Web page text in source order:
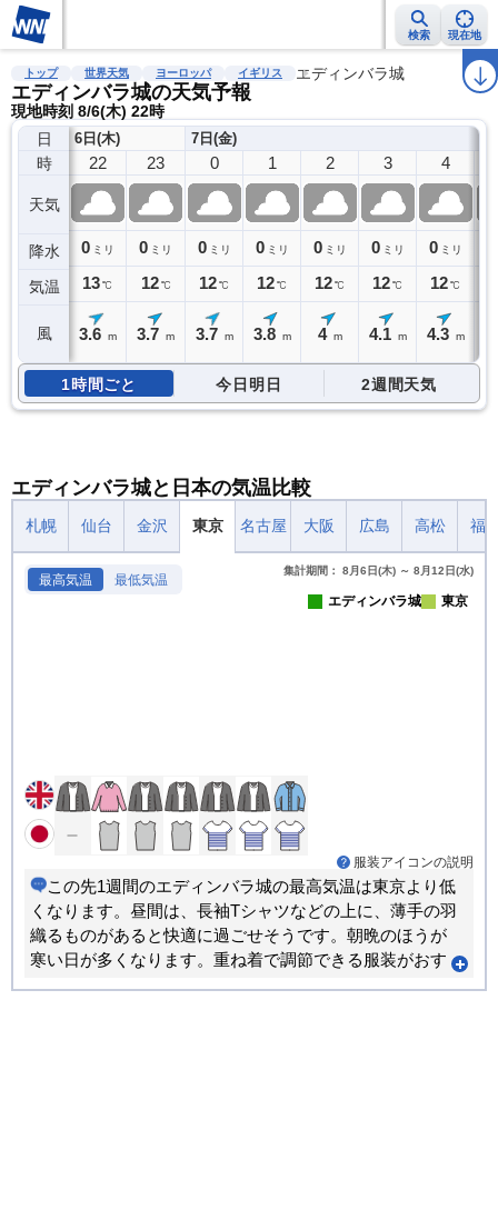
検索 現在地
雨雲レーダー 台風情報 地震情報 警報・注意報 2週間天気 ラ
トップ 世界天気 ヨーロッパ イギリス エディンバラ城
エディンバラ城の天気予報
現地時刻 8/6(木) 22時
日
時
天気
降水
気温
風
6日(木)
22
0 ミリ
13℃
3.6 m
23
0 ミリ
12 ℃
3.7 m
7日(金)
0
0 ミリ
12℃
3.7 m
1
0 ミリ
12℃
3.8 m
2
0 ミリ
12℃
4 m
3
0 ミリ
12℃
4.1 m
4
0 ミリ
12℃
4.3 m
1時間ごと 今日明日 2週間天気
エディンバラ城と日本の気温比較
札幌 仙台 金沢 東京 名古屋 大阪 広島 高松 福
最高気温 最低気温
集計期間： 8月6日(木) ～ 8月12日(水)
エディンバラ城 東京
服装アイコンの説明
この先1週間のエディンバラ城の最高気温は東京より低
くなります。昼間は、長袖Tシャツなどの上に、薄手の羽
織るものがあると快適に過ごせそうです。朝晩のほうが
寒い日が多くなります。重ね着で調節できる服装がおす